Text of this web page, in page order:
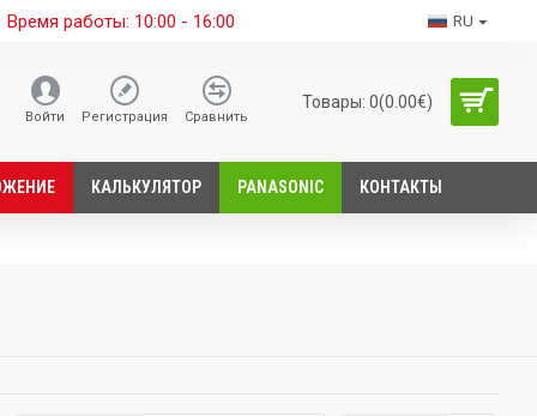
Время работы: 10:00 - 16:00 RU
Войти Регистрация Сравнить
Товары: 0(0.00€)
КАЛЬКУЛЯТОР PANASONIC КОНТАКТЫ